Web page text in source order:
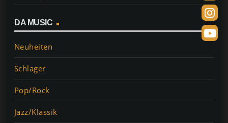
DA MUSIC
Neuheiten
Schlager
Pop/Rock
Jazz/Klassik